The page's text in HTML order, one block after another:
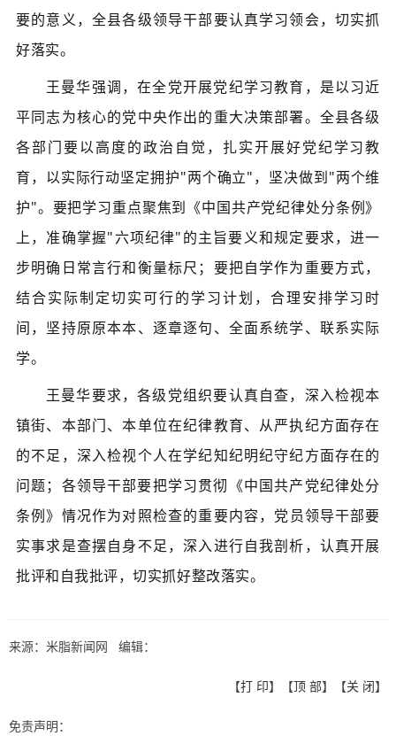
要的意义，全县各级领导干部要认真学习领会，切实抓
好落实。
王曼华强调，在全党开展党纪学习教育，是以习近
平同志为核心的党中央作出的重大决策部署。全县各级
各部门要以高度的政治自觉，扎实开展好党纪学习教
育，以实际行动坚定拥护"两个确立"，坚决做到"两个维
护"。要把学习重点聚焦到《中国共产党纪律处分条例》
上，准确掌握"六项纪律"的主旨要义和规定要求，进一
步明确日常言行和衡量标尺；要把自学作为重要方式，
结合实际制定切实可行的学习计划，合理安排学习时
间，坚持原原本本、逐章逐句、全面系统学、联系实际
学。
王曼华要求，各级党组织要认真自查，深入检视本
镇街、本部门、本单位在纪律教育、从严执纪方面存在
的不足，深入检视个人在学纪知纪明纪守纪方面存在的
问题；各领导干部要把学习贯彻《中国共产党纪律处分
条例》情况作为对照检查的重要内容，党员领导干部要
实事求是查摆自身不足，深入进行自我剖析，认真开展
批评和自我批评，切实抓好整改落实。
来源：米脂新闻网 编辑：
【打 印】【顶 部】【关 闭】
免责声明：